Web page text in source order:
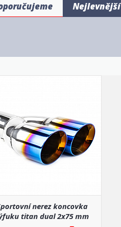
Nejlevnější
nerez koncovka
titan dual 2x75 mm